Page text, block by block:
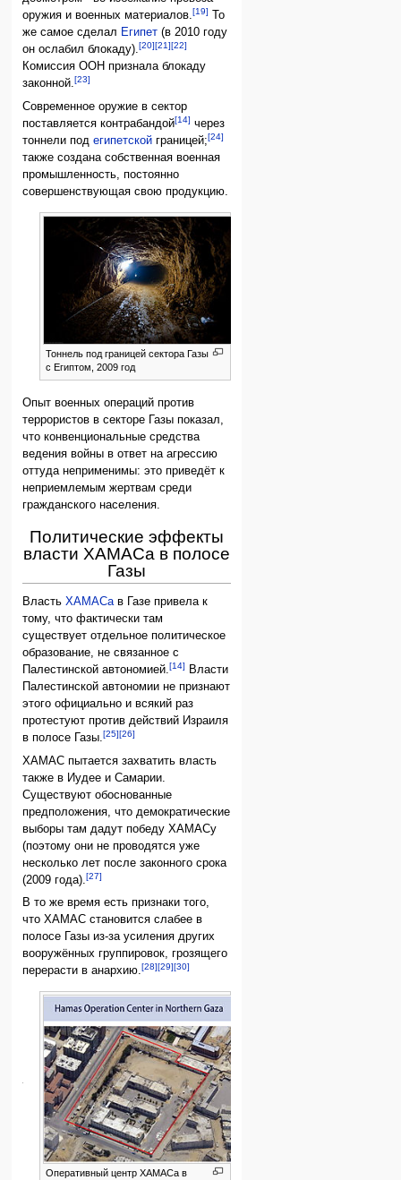
оружия и военных материалов.[19]
То
же самое сделал Египет (в 2010 году
он ослабил блокаду).[20][21][22]
Комиссия ООН признала блокаду
законной.[23]
Современное оружие в сектор
поставляется контрабандой[14] через
тоннели подегипетской границей;[24]
также создана собственная военная
промышленность, постоянно
совершенствующая свою продукцию.
Тоннель под границей сектора Газы
с Египтом, 2009 год
Опыт военных операций против
террористов в секторе Газы показал,
что конвенциональные средства
ведения войны в ответ на агрессию
оттуда неприменимы: это приведёт к
неприемлемым жертвам среди
гражданского населения.
Политические эффекты
власти ХАМАСа в полосе
Газы
ВластьХАМАСав Газе привела к
тому, что фактически там
существует отдельное политическое
образование, не связанное с
Палестинской автономией.[14]
Власти
Палестинской автономии не признают
этого официально и всякий раз
протестуют против действий Израиля
в полосе Газы.[25][26]
ХАМАС пытается захватить власть
также в Иудее и Самарии.
Существуют обоснованные
предположения, что демократические
выборы там дадут победу ХАМАСу
(поэтому они не проводятся уже
несколько лет после законного срока
(2009 года).[27]
В то же время есть признаки того,
что ХАМАС становится слабее в
полосе Газы из-за усиления других
вооружённых группировок, грозящего
перерасти в анархию.[28][29][30]
Оперативный центр ХАМАСа в
Привязка
полосы
Газы
Израилю